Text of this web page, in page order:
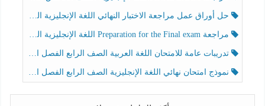
حل أوراق عمل مراجعة الاختبار النهائي اللغة الإنجليزية الصف الرابع الفصل الثالث
مراجعة Preparation for the Final exam اللغة الإنجليزية الصف الرابع الفصل الثالث
تدريبات عامة للامتحان اللغة العربية الصف الرابع الفصل الثالث
نموذج امتحان نهائي اللغة الإنجليزية الصف الرابع الفصل الثالث